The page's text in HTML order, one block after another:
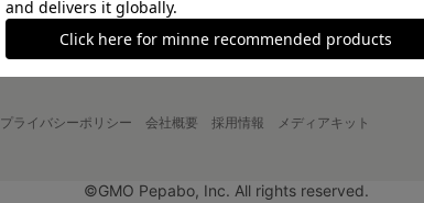
プライバシーポリシー 会社概要 採用情報 メディアキット
©GMO Pepabo, Inc. All rights reserved.